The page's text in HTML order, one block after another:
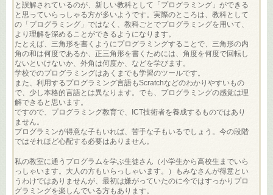
と誤解されているのが、新しい教科として「プログラミング」ができる
と思っていらっしゃる方が多いようです。実際のところは、教科として
の「プログラミング」ではなく、教科ごとでプログラミングを用いて、
より理解を深めることができるようになります。
たとえば、三角形を書くようにプログラミングすることで、三角形の内
角の和は何度であるか、正三角形を書くためには、角度を何度で回転し
ないといけないか、外角は何度か、などを学びます。
学校でのプログラミングはあくまでも学習のツールです。
また、利用するプログラミング言語もScratchなどのわかりやすいもの
で、少し本格的言語とは異なります。でも、プログラミングの感覚は理
解できると思います。
ですので、プログラミング教育で、ICT技術者を養成するものではあり
ません。
プログラミンが得意な子もいれば、苦手な子もいるでしょう。今の段階
ではそれほど心配する必要はありません。
私の教室に通うプログラムを学ぶ生徒さん（小学生から高校生までいら
っしゃいます。大人の方もいらっしゃいます。）もみなさんが得意とい
うわけではありませんが、最初は嫌がっていたのに今ではすっかりプロ
グラミングを楽しんでいる方もあります。